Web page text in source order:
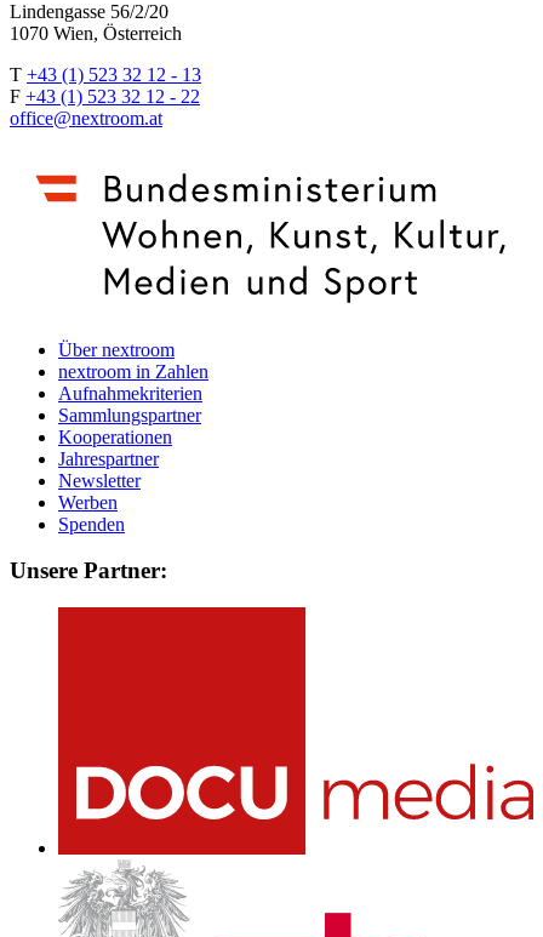
Lindengasse 56/2/20
1070 Wien, Österreich
T +43 (1) 523 32 12 - 13
F +43 (1) 523 32 12 - 22
office@nextroom.at
Über nextroom
nextroom in Zahlen
Aufnahmekriterien
Sammlungspartner
Kooperationen
Jahrespartner
Newsletter
Werben
Spenden
Unsere Partner: